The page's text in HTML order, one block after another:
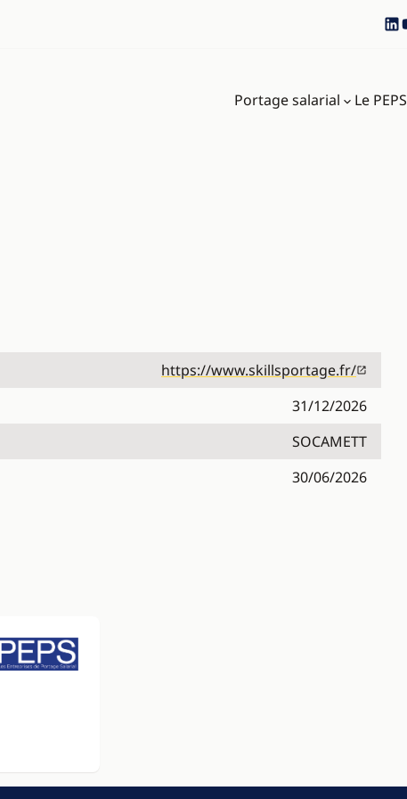
Portage salarial Le PEPS
https://www.skillsportage.fr/
31/12/2026
SOCAMETT
30/06/2026